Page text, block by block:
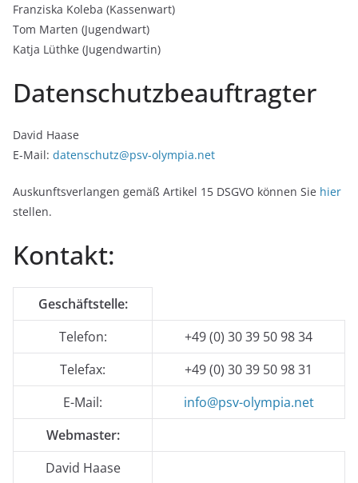
Franziska Koleba (Kassenwart)
Tom Marten (Jugendwart)
Katja Lüthke (Jugendwartin)
Datenschutzbeauftragter
David Haase
E-Mail: datenschutz@psv-olympia.net
Auskunftsverlangen gemäß Artikel 15 DSGVO können Sie hier
stellen.
Kontakt:
Geschäftstelle:
Telefon:
+49 (0) 30 39 50 98 34
Telefax:
+49 (0) 30 39 50 98 31
E-Mail:
info@psv-olympia.net
Webmaster:
David Haase